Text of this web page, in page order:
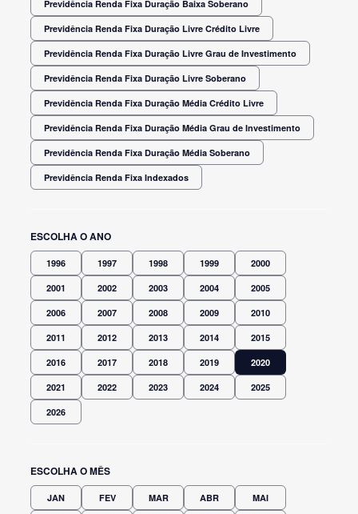
Previdência Renda Fixa Duração Baixa Soberano
Previdência Renda Fixa Duração Livre Crédito Livre
Previdência Renda Fixa Duração Livre Grau de Investimento
Previdência Renda Fixa Duração Livre Soberano
Previdência Renda Fixa Duração Média Crédito Livre
Previdência Renda Fixa Duração Média Grau de Investimento
Previdência Renda Fixa Duração Média Soberano
Previdência Renda Fixa Indexados
ESCOLHA O ANO
1996 1997 1998 1999 2000
2001 2002 2003 2004 2005
2006 2007 2008 2009 2010
2011 2012 2013 2014 2015
2016 2017 2018 2019 2020
2021 2022 2023 2024 2025
2026
ESCOLHA O MÊS
JAN FEV MAR ABR MAI